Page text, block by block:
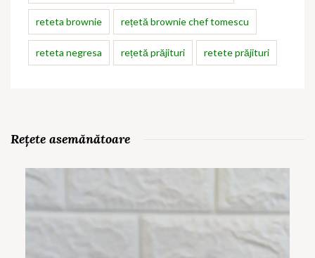
reteta brownie rețetă brownie chef tomescu
reteta negresa rețetă prăjituri retete prăjituri
Rețete asemănătoare